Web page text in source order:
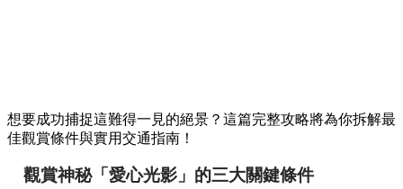
想要成功捕捉這難得一見的絕景？這篇完整攻略將為你拆解最
佳觀賞條件與實用交通指南！
觀賞神秘「愛心光影」的三大關鍵條件